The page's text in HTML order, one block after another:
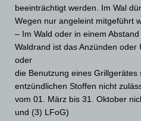
beeinträchtigt werden. Im Wal
Wegen nur angeleint mitgeführt
– Im Wald oder in einem
Waldrand ist das Anzünden
oder
die Benutzung eines
entzündlichen Stoffen nicht
vom 01. März bis 31. Oktober
und (3) LFoG)